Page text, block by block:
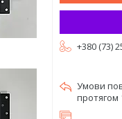
+380 (73)
протягом